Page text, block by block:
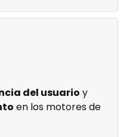
del usuario y
en los motores de